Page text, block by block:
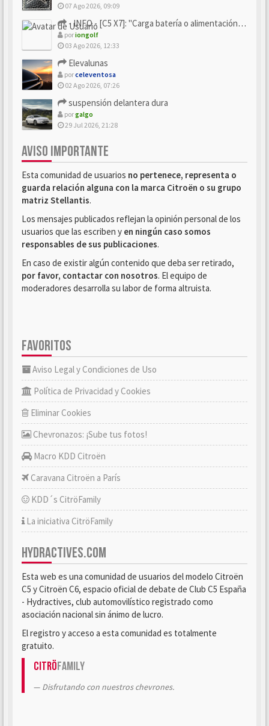
07 Ago 2026, 09:09
- INFO - [C5 X7]: "Carga batería o alimentación eléctri...
poriongolf
03 Ago 2026, 12:33
Elevalunas
porceleventosa
02 Ago 2026, 07:26
suspensión delantera dura
porgalgo
29 Jul 2026, 21:28
AVISO IMPORTANTE
Esta comunidad de usuarios no pertenece, representa o
guarda relación alguna con la marca Citroën o su grupo
matriz Stellantis.
Los mensajes publicados reflejan la opinión personal de los
usuarios que las escriben y en ningún caso somos
responsables de sus publicaciones.
En caso de existir algún contenido que deba ser retirado,
por favor, contactar con nosotros. El equipo de
moderadores desarrolla su labor de forma altruista.
FAVORITOS
Aviso Legal y Condiciones de Uso
Política de Privacidad y Cookies
Eliminar Cookies
Chevronazos: ¡Sube tus fotos!
Macro KDD Citroën
Caravana Citroën a París
KDD´s CitröFamily
La iniciativa CitröFamily
HYDRACTIVES.COM
Esta web es una comunidad de usuarios del modelo Citroën
C5 y Citroën C6, espacio oficial de debate de Club C5 España
- Hydractives, club automovilístico registrado como
asociación nacional sin ánimo de lucro.
El registro y acceso a esta comunidad es totalmente
gratuito.
CitröFamily
Disfrutando con nuestros chevrones.